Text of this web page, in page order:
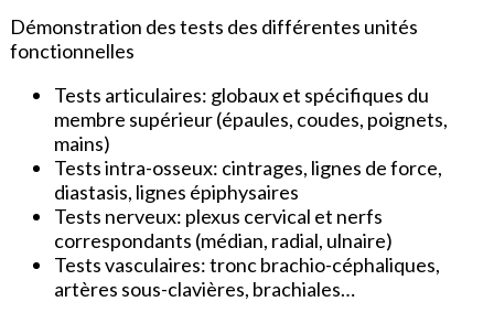
Démonstration des tests des différentes unités
fonctionnelles
Tests articulaires: globaux et spécifiques du
membre supérieur (épaules, coudes, poignets,
mains)
Tests intra-osseux: cintrages, lignes de force,
diastasis, lignes épiphysaires
Tests nerveux: plexus cervical et nerfs
correspondants (médian, radial, ulnaire)
Tests vasculaires: tronc brachio-céphaliques,
artères sous-clavières, brachiales…